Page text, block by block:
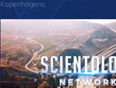
Kopenhagens.